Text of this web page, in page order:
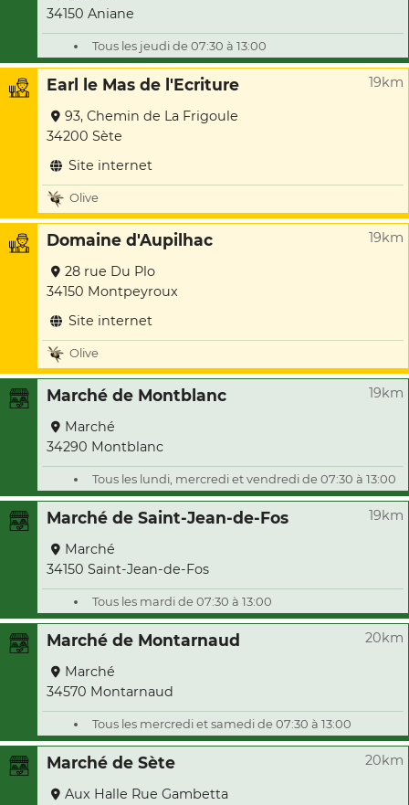
34150 Aniane
Tous les jeudi de 07:30 à 13:00
Earl le Mas de l'Ecriture 19km
93, Chemin de La Frigoule
34200 Sète
Site internet
Olive
Domaine d'Aupilhac 19km
28 rue Du Plo
34150 Montpeyroux
Site internet
Olive
Marché de Montblanc 19km
Marché
34290 Montblanc
Tous les lundi, mercredi et vendredi de 07:30 à 13:00
Marché de Saint-Jean-de-Fos 19km
Marché
34150 Saint-Jean-de-Fos
Tous les mardi de 07:30 à 13:00
Marché de Montarnaud 20km
Marché
34570 Montarnaud
Tous les mercredi et samedi de 07:30 à 13:00
Marché de Sète 20km
Aux Halle Rue Gambetta